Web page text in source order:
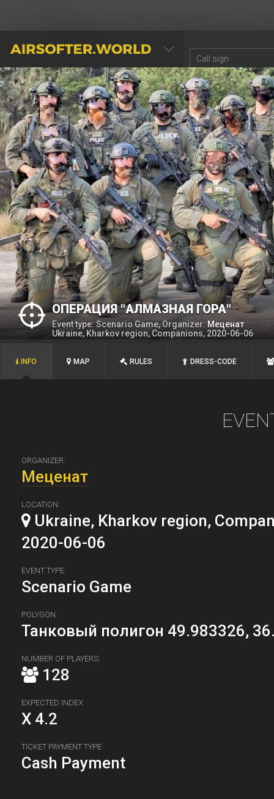
AIRSOFTER.WORLD
ОПЕРАЦИЯ "АЛМАЗНАЯ ГОРА"
Event type: Scenario Game, Organizer: Меценат
Ukraine, Kharkov region, Companions, 2020-06-06
INFO MAP RULES DRESS-CODE
ORGANIZER:
Меценат
LOCATION:
Ukraine, Kharkov region,
2020-06-06
EVENT TYPE:
Scenario Game
POLYGON:
Танковый полигон 49.983326,
NUMBER OF PLAYERS:
128
EXPECTED INDEX
X 4.2
TICKET PAYMENT TYPE
Cash Payment